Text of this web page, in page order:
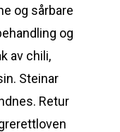
og sårbare
og
av chili,
Steinar
Retur